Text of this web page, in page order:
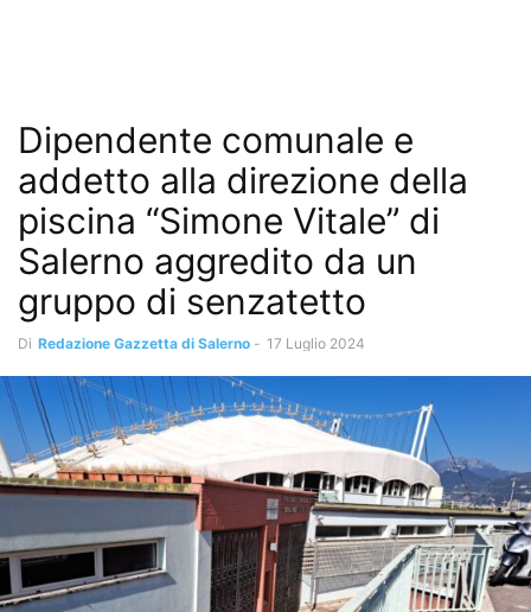
Dipendente comunale e
addetto alla direzione della
piscina “Simone Vitale” di
Salerno aggredito da un
gruppo di senzatetto
Di Redazione Gazzetta di Salerno - 17 Luglio 2024